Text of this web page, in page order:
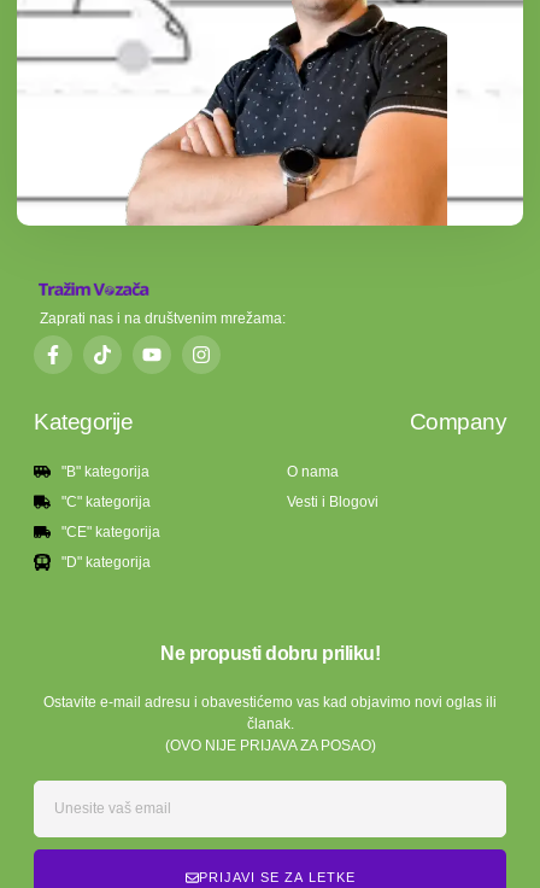
Zaprati nas i na društvenim mrežama:
Kategorije
"B" kategorija
"C" kategorija
"CE" kategorija
"D" kategorija
Company
O nama
Vesti i Blogovi
Ne propusti dobru priliku!
Ostavite e-mail adresu i obavestićemo vas kad objavimo novi oglas ili
članak.
(OVO NIJE PRIJAVA ZA POSAO)
PRIJAVI SE ZA LETKE